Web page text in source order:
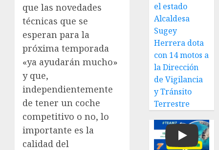
que las novedades
técnicas que se
esperan para la
próxima temporada
«ya ayudarán mucho»
y que,
independientemente
de tener un coche
competitivo o no, lo
importante es la
calidad del
el estado
Alcaldesa
Sugey
Herrera dota
con 14 motos a
la Dirección
de Vigilancia
y Tránsito
Terrestre
Play